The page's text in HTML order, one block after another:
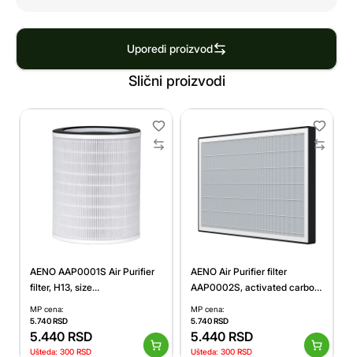
Uporedi proizvod
Slični proizvodi
AENO AAP0001S Air Purifier
filter, H13, size
215*215*256mm, NW 0.8kg,
activated carbon granules
MP cena:
5.740RSD
5.440 RSD
Ušteda: 300 RSD
AENO Air Purifier filter
AAP0002S, activated carbon
granules, HEPA, H13,
L530*W340*H30mm, NW
0.86Kg, GW 1.09Kg
MP cena:
5.740RSD
5.440 RSD
Ušteda: 300 RSD